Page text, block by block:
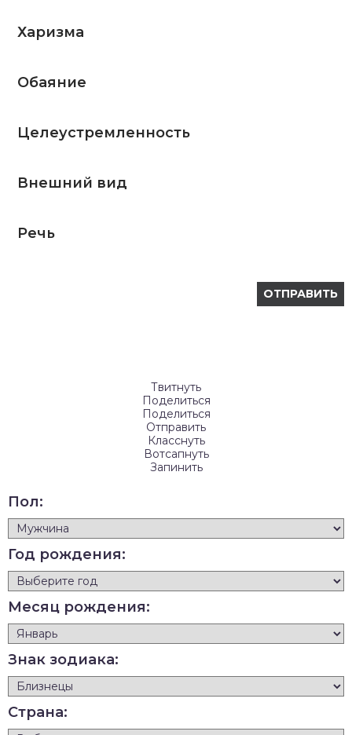
Харизма
Обаяние
Целеустремленность
Внешний вид
Речь
Твитнуть
Поделиться
Поделиться
Отправить
Класснуть
Вотсапнуть
Запинить
Пол:
Год рождения:
Месяц рождения:
Знак зодиака:
Страна: